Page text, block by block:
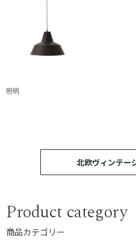
照明
北欧ヴィンテー
Product category
商品カテゴリー